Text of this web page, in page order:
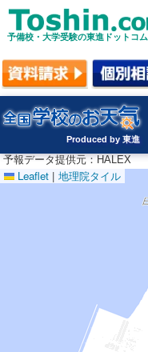
予備校・大学受験の東進ドットコム
Produced by 東進
Leaflet | 地理院タイル
予報データ提供元：HALEX